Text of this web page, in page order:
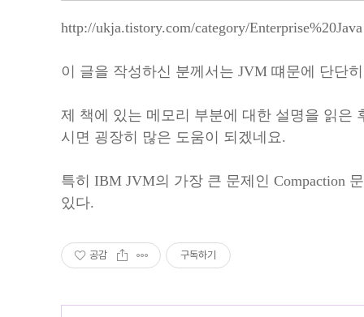
http://ukja.tistory.com/category/Enterprise%20Java
이 글을 작성하신 분께서는 JVM 떄문에 단단
제 책에 있는 메모리 부분에 대한 설명을 읽은
시면 굉장히 많은 도움이 되겠네요.
특히 IBM JVM의 가장 큰 문제인 Compaction
있다.
공감 구독하기